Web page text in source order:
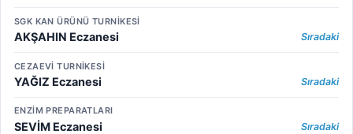
SGK KAN ÜRÜNÜ TURNİKESİ
AKŞAHIN Eczanesi Sıradaki
CEZAEVİ TURNİKESİ
YAĞIZ Eczanesi Sıradaki
ENZİM PREPARATLARI
SEVİM Eczanesi Sıradaki